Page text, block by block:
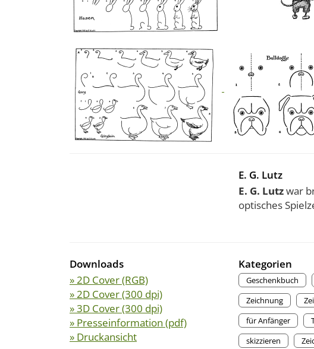
E. G. Lutz
E. G. Lutzwar
optisches
Downloads
» 2D Cover (RGB)
» 2D Cover (300 dpi)
» 3D Cover (300 dpi)
» Presseinformation (pdf)
» Druckansicht
Kategorien
Geschenkbuch
Zeichnung
für Anfänger
skizzieren